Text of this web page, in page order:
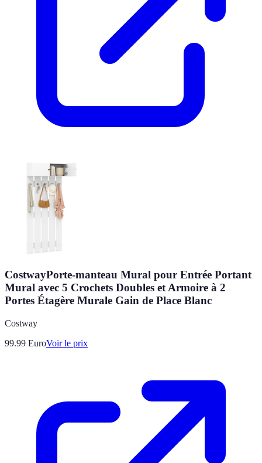
CostwayPorte-manteau Mural pour Entrée Portant
Mural avec 5 Crochets Doubles et Armoire à 2
Portes Étagère Murale Gain de Place Blanc
Costway
99.99 EuroVoir le prix